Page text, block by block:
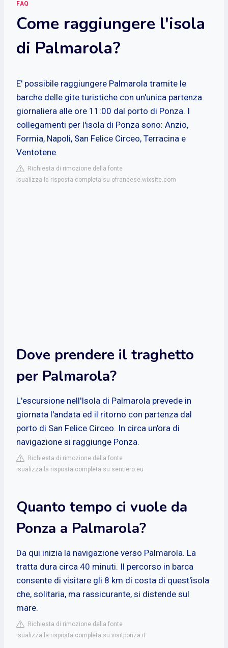
FAQ
Come raggiungere l'isola
di Palmarola?
E' possibile raggiungere Palmarola tramite le
barche delle gite turistiche con un'unica partenza
giornaliera alle ore 11:00 dal porto di Ponza. I
collegamenti per l'isola di Ponza sono: Anzio,
Formia, Napoli, San Felice Circeo, Terracina e
Ventotene.
Richiesta di rimozione della fonte
isualizza la risposta completa su ofrancese.wixsite.com
Dove prendere il traghetto
per Palmarola?
L'escursione nell'Isola di Palmarola prevede in
giornata l'andata ed il ritorno con partenza dal
porto di San Felice Circeo. In circa un'ora di
navigazione si raggiunge Ponza.
Richiesta di rimozione della fonte
isualizza la risposta completa su sentiero.eu
Quanto tempo ci vuole da
Ponza a Palmarola?
Da qui inizia la navigazione verso Palmarola. La
tratta dura circa 40 minuti. Il percorso in barca
consente di visitare gli 8 km di costa di quest'isola
che, solitaria, ma rassicurante, si distende sul
mare.
Richiesta di rimozione della fonte
isualizza la risposta completa su visitponza.it